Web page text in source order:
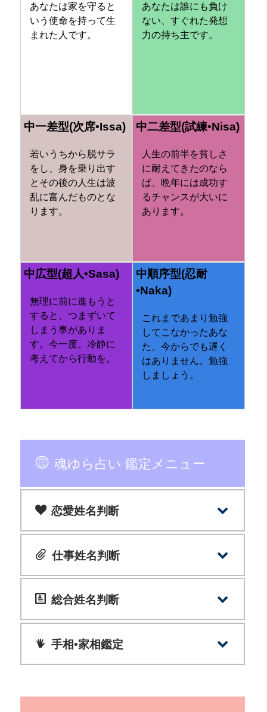
あなたは家を守ると
いう使命を持って生
まれた人です。
中一差型(次席•Issa)
若いうちから脱サラ
をし、身を乗り出す
とその後の人生は波
乱に富んだものとな
ります。
中広型(超人•Sasa)
無理に前に進もうと
すると、つまずいて
しまう事がありま
す。今一度、冷静に
考えてから行動を。
あなたは誰にも負け
ない、すぐれた発想
力の持ち主です。
中二差型(試練•Nisa)
人生の前半を貧しさ
に耐えてきたのなら
ば、晩年には成功す
るチャンスが大いに
あります。
中順序型(忍耐
•Naka)
これまであまり勉強
してこなかったあな
た、今からでも遅く
はありません。勉強
しましょう。
魂ゆら占い 鑑定メニュー
恋愛姓名判断
恋のガイドライン[無料]
あの人に好かれる方法[無料]
彼の恋愛観(相性)[無料]
彼女の恋愛観(相性)[無料]
超・恋愛相性占い [1100円 ⁄ 回]
超・結婚相性占い [1100円 ⁄ 回]
仕事姓名判断
得する！上司の攻略法[無料]
得する！部下の攻略法[無料]
仕事総合運 [1000円 ⁄ 回]
総合姓名判断
魂ゆら姓名判断[無料]
困った人への対処法[無料]
真·人生総合運 [2000円 ⁄ 回]
手相•家相鑑定